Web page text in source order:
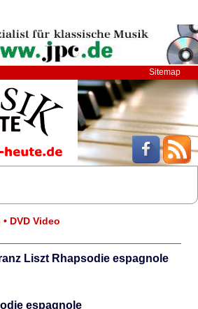
Sitemap
• DVD Video
Liszt Rhapsodie espagnole
espagnole